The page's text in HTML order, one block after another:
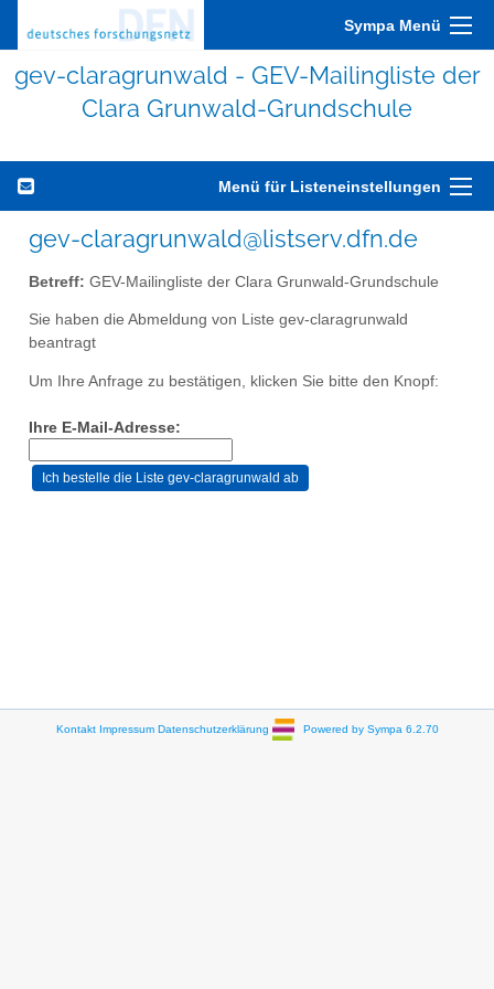
Sympa Menü
gev-claragrunwald - GEV-Mailingliste der
Clara Grunwald-Grundschule
Menü für Listeneinstellungen
gev-claragrunwald@listserv.dfn.de
Betreff: GEV-Mailingliste der Clara Grunwald-Grundschule
Sie haben die Abmeldung von Liste gev-claragrunwald
beantragt
Um Ihre Anfrage zu bestätigen, klicken Sie bitte den Knopf:
Ihre E-Mail-Adresse:
Kontakt Impressum Datenschutzerklärung Powered by Sympa 6.2.70